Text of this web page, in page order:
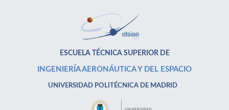
ESCUELA TÉCNICA SUPERIOR DE
INGENIERÍA AERONÁUTICA Y DEL ESPACIO
UNIVERSIDAD POLITÉCNICA DE MADRID